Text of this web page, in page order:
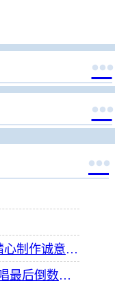



虞书欣生日当天发行首张个人EP 精心制作诚意满满
港台麋先生《WE 我们的十年》开唱最后倒数 惊喜释出10周年纪念单曲宠粉